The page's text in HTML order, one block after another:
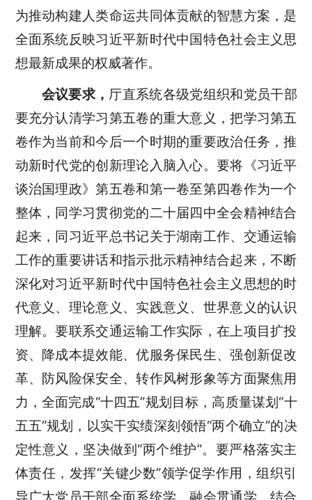
为推动构建人类命运共同体贡献的智慧方案，是
全面系统反映习近平新时代中国特色社会主义思
想最新成果的权威著作。
会议要求， 厅直系统各级党组织和党员干部
要充分认清学习第五卷的重大意义，把学习第五
卷作为当前和今后一个时期的重要政治任务，推
动新时代党的创新理论入脑入心。要将《习近平
谈治国理政》第五卷和第一卷至第四卷作为一个
整体，同学习贯彻党的二十届四中全会精神结合
起来，同习近平总书记关于湖南工作、交通运输
工作的重要讲话和指示批示精神结合起来，不断
深化对习近平新时代中国特色社会主义思想的时
代意义、理论意义、实践意义、世界意义的认识
理解。要联系交通运输工作实际，在上项目扩投
资、降成本提效能、优服务保民生、强创新促改
革、防风险保安全、转作风树形象等方面聚焦用
力，全面完成“十四五”规划目标，高质量谋划“十
五五”规划，以实干实绩深刻领悟“两个确立”的决
定性意义，坚决做到“两个维护”。要严格落实主
体责任，发挥“关键少数”领学促学作用，组织引